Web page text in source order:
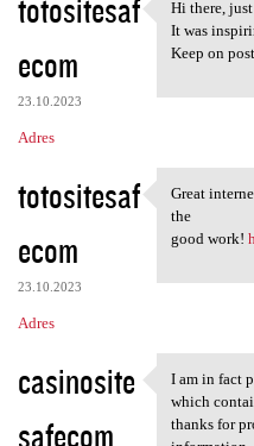
totositesaf
ecom
23.10.2023
Adres
Hi there,
Hi there,
It was
Keep on
totositesaf
ecom
23.10.2023
Adres
Great
Great
the
good work!
casinosite
safecom
I am in
I am in fact
which
thanks for